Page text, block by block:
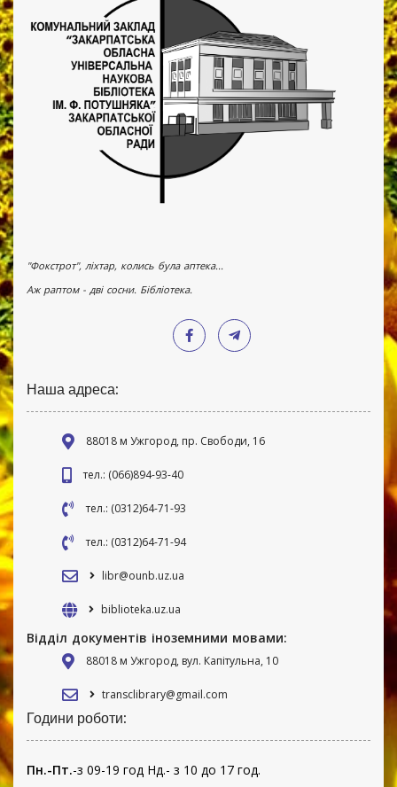
"Фокстрот", ліхтар, колись була аптека...
Аж раптом - дві сосни. Бібліотека.
Наша адреса:
88018 м Ужгород, пр. Свободи, 16
тел.: (066)894-93-40
тел.: (0312)64-71-93
тел.: (0312)64-71-94
libr@ounb.uz.ua
biblioteka.uz.ua
Відділ документів іноземними мовами:
88018 м Ужгород, вул. Капітульна, 10
transclibrary@gmail.com
Години роботи:
Пн.-Пт.-з 09-19 год Нд.- з 10 до 17 год.